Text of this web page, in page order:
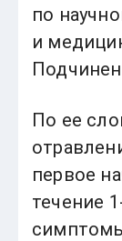
по
и
По ее
первое
течение